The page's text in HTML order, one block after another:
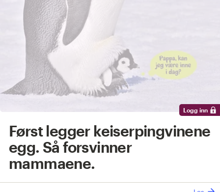
Først legger keiserpingvinene
egg. Så forsvinner
mammaene.
Logg inn